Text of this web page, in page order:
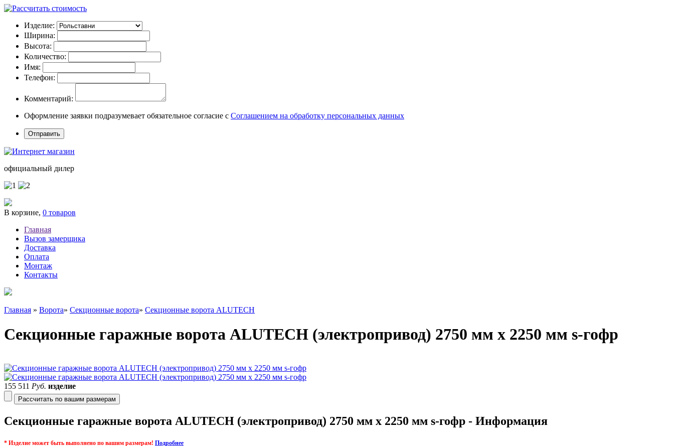
Изделие:
Ширина:
Высота:
Количество:
Имя:
Телефон:
Комментарий:
Оформление заявки подразумевает обязательное согласие с Соглашением на обработку персональных данных
официальный дилер
В корзине, 0 товаров
Главная
Вызов замерщика
Доставка
Оплата
Монтаж
Контакты
Главная » Ворота» Секционные ворота» Секционные ворота ALUTECH
Секционные гаражные ворота ALUTECH (электропривод) 2750 мм х 2250 мм s-гофр
155 511 Руб. изделие
Рассчитать по вашим размерам
Секционные гаражные ворота ALUTECH (электропривод) 2750 мм х 2250 мм s-гофр - Информация
* Изделие может быть выполнено по вашим размерам! Подробнее